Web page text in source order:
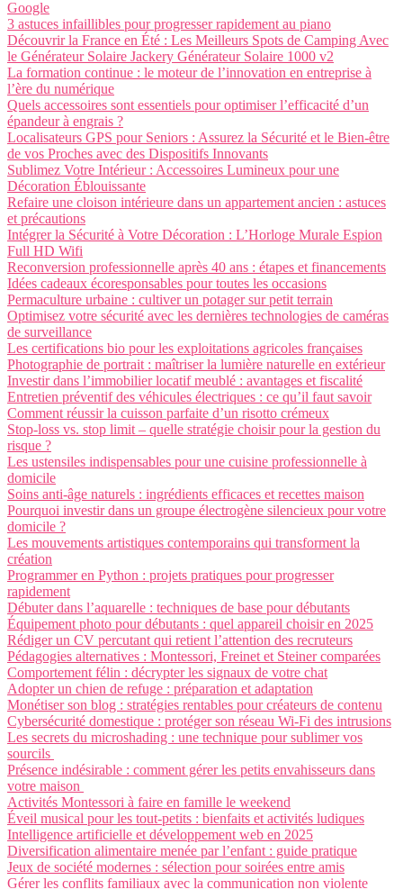
Google
3 astuces infaillibles pour progresser rapidement au piano
Découvrir la France en Été : Les Meilleurs Spots de Camping Avec
le Générateur Solaire Jackery Générateur Solaire 1000 v2
La formation continue : le moteur de l’innovation en entreprise à
l’ère du numérique
Quels accessoires sont essentiels pour optimiser l’efficacité d’un
épandeur à engrais ?
Localisateurs GPS pour Seniors : Assurez la Sécurité et le Bien-être
de vos Proches avec des Dispositifs Innovants
Sublimez Votre Intérieur : Accessoires Lumineux pour une
Décoration Éblouissante
Refaire une cloison intérieure dans un appartement ancien : astuces
et précautions
Intégrer la Sécurité à Votre Décoration : L’Horloge Murale Espion
Full HD Wifi
Reconversion professionnelle après 40 ans : étapes et financements
Idées cadeaux écoresponsables pour toutes les occasions
Permaculture urbaine : cultiver un potager sur petit terrain
Optimisez votre sécurité avec les dernières technologies de caméras
de surveillance
Les certifications bio pour les exploitations agricoles françaises
Photographie de portrait : maîtriser la lumière naturelle en extérieur
Investir dans l’immobilier locatif meublé : avantages et fiscalité
Entretien préventif des véhicules électriques : ce qu’il faut savoir
Comment réussir la cuisson parfaite d’un risotto crémeux
Stop-loss vs. stop limit – quelle stratégie choisir pour la gestion du
risque ?
Les ustensiles indispensables pour une cuisine professionnelle à
domicile
Soins anti-âge naturels : ingrédients efficaces et recettes maison
Pourquoi investir dans un groupe électrogène silencieux pour votre
domicile ?
Les mouvements artistiques contemporains qui transforment la
création
Programmer en Python : projets pratiques pour progresser
rapidement
Débuter dans l’aquarelle : techniques de base pour débutants
Équipement photo pour débutants : quel appareil choisir en 2025
Rédiger un CV percutant qui retient l’attention des recruteurs
Pédagogies alternatives : Montessori, Freinet et Steiner comparées
Comportement félin : décrypter les signaux de votre chat
Adopter un chien de refuge : préparation et adaptation
Monétiser son blog : stratégies rentables pour créateurs de contenu
Cybersécurité domestique : protéger son réseau Wi-Fi des intrusions
Les secrets du microshading : une technique pour sublimer vos
sourcils
Présence indésirable : comment gérer les petits envahisseurs dans
votre maison
Activités Montessori à faire en famille le weekend
Éveil musical pour les tout-petits : bienfaits et activités ludiques
Intelligence artificielle et développement web en 2025
Diversification alimentaire menée par l’enfant : guide pratique
Jeux de société modernes : sélection pour soirées entre amis
Gérer les conflits familiaux avec la communication non violente